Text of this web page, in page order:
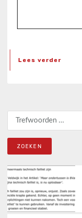
Lees verder
Zoeken naar: